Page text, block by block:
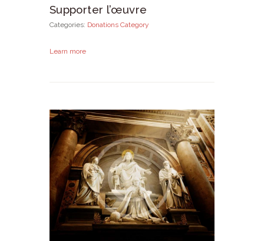
Supporter l’œuvre
Categories: Donations Category
Learn more